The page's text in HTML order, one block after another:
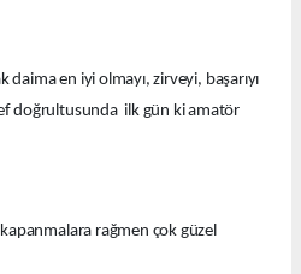
en iyi olmayı, zirveyi, başarıyı
doğrultusunda ilk gün ki amatör
rağmen çok güzel